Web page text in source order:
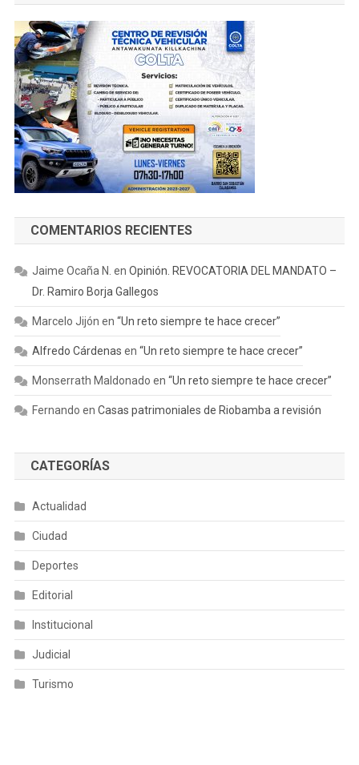
COMENTARIOS RECIENTES
Jaime Ocaña N. en Opinión. REVOCATORIA DEL MANDATO –
Dr. Ramiro Borja Gallegos
Marcelo Jijón en “Un reto siempre te hace crecer”
Alfredo Cárdenas en “Un reto siempre te hace crecer”
Monserrath Maldonado en “Un reto siempre te hace crecer”
Fernando en Casas patrimoniales de Riobamba a revisión
CATEGORÍAS
Actualidad
Ciudad
Deportes
Editorial
Institucional
Judicial
Turismo